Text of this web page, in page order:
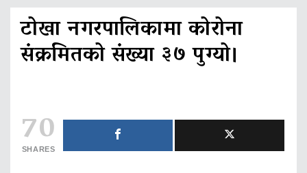
टोखा नगरपालिकामा कोरोना
संक्रमितको संख्या ३७ पुग्यो।
70
SHARES